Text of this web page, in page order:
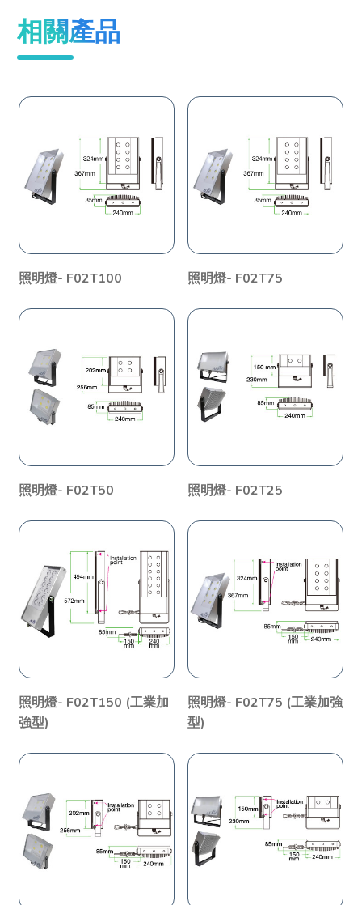
相關產品
照明燈- F02T100 照明燈- F02T75
照明燈- F02T50 照明燈- F02T25
照明燈- F02T150 (工業加
強型)
照明燈- F02T75 (工業加強
型)